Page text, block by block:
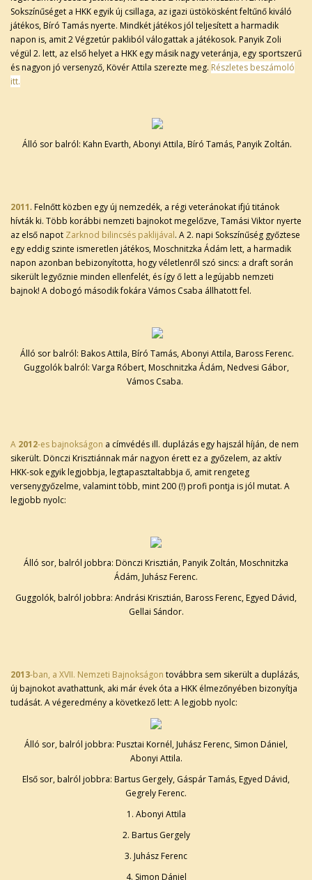
Sokszínűséget a HKK egyik új csillaga, az igazi üstökösként feltűnő kiváló
játékos, Bíró Tamás nyerte. Mindkét játékos jól teljesített a harmadik
napon is, amit 2 Végzetúr pakliból válogattak a játékosok. Panyik Zoli
végül 2. lett, az első helyet a HKK egy másik nagy veteránja, egy sportszerű
és nagyon jó versenyző, Kövér Attila szerezte meg. Részletes beszámoló
itt.
Álló sor balról: Kahn Evarth, Abonyi Attila, Bíró Tamás, Panyik Zoltán.
2011. Felnőtt közben egy új nemzedék, a régi veteránokat ifjú titánok
hívták ki. Több korábbi nemzeti bajnokot megelőzve, Tamási Viktor nyerte
az első napot Zarknod bilincsés paklijával. A 2. napi Sokszínűség győztese
egy eddig szinte ismeretlen játékos, Moschnitzka Ádám lett, a harmadik
napon azonban bebizonyította, hogy véletlenről szó sincs: a draft során
sikerült legyőznie minden ellenfelét, és így ő lett a legújabb nemzeti
bajnok! A dobogó második fokára Vámos Csaba állhatott fel.
Álló sor balról: Bakos Attila, Bíró Tamás, Abonyi Attila, Baross Ferenc.
Guggolók balról: Varga Róbert, Moschnitzka Ádám, Nedvesi Gábor,
Vámos Csaba.
A 2012-es bajnokságon a címvédés ill. duplázás egy hajszál híján, de nem
sikerült. Dönczi Krisztiánnak már nagyon érett ez a győzelem, az aktív
HKK-sok egyik legjobbja, legtapasztaltabbja ő, amit rengeteg
versenygyőzelme, valamint több, mint 200 (!) profi pontja is jól mutat. A
legjobb nyolc:
Álló sor, balról jobbra: Dönczi Krisztián, Panyik Zoltán, Moschnitzka
Ádám, Juhász Ferenc.
Guggolók, balról jobbra: Andrási Krisztián, Baross Ferenc, Egyed Dávid,
Gellai Sándor.
2013-ban, a XVII. Nemzeti Bajnokságon továbbra sem sikerült a duplázás,
új bajnokot avathattunk, aki már évek óta a HKK élmezőnyében bizonyítja
tudását. A végeredmény a következő lett: A legjobb nyolc:
Álló sor, balról jobbra: Pusztai Kornél, Juhász Ferenc, Simon Dániel,
Abonyi Attila.
Első sor, balról jobbra: Bartus Gergely, Gáspár Tamás, Egyed Dávid,
Gegrely Ferenc.
1. Abonyi Attila
2. Bartus Gergely
3. Juhász Ferenc
4. Simon Dániel